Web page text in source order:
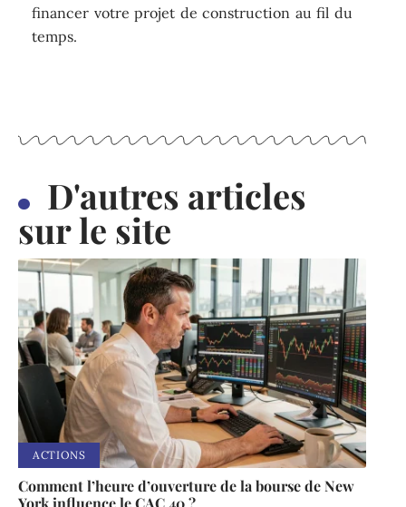
financer votre projet de construction au fil du
temps.
D'autres articles
sur le site
ACTIONS
Comment l’heure d’ouverture de la bourse de New
York influence le CAC 40 ?